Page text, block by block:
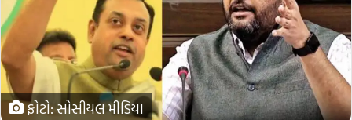
ફોટો: સોસીયલ મીડિયા